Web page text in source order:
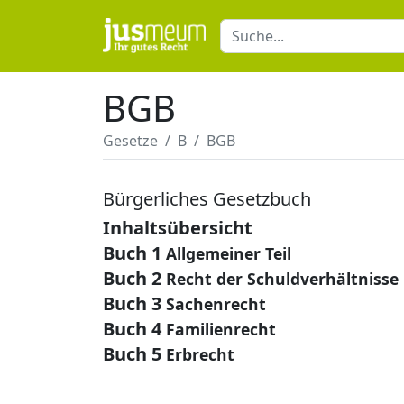
BGB
Gesetze B BGB
Bürgerliches Gesetzbuch
Inhaltsübersicht
Buch 1 Allgemeiner Teil
Buch 2 Recht der Schuldverhältnisse
Buch 3 Sachenrecht
Buch 4 Familienrecht
Buch 5 Erbrecht